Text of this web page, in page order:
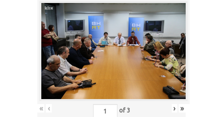
« ‹ of 3 › »